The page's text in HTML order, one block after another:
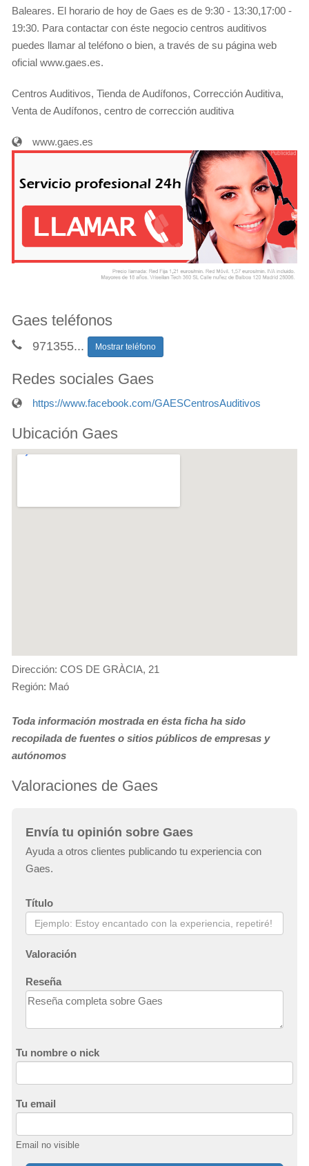
Baleares. El horario de hoy de Gaes es de 9:30 - 13:30,17:00 -
19:30. Para contactar con éste negocio centros auditivos
puedes llamar al teléfono o bien, a través de su página web
oficial www.gaes.es.
Centros Auditivos, Tienda de Audífonos, Corrección Auditiva,
Venta de Audífonos, centro de corrección auditiva
www.gaes.es
Gaes teléfonos
971355... Mostrar teléfono
Redes sociales Gaes
https://www.facebook.com/GAESCentrosAuditivos
Ubicación Gaes
Dirección: COS DE GRÀCIA, 21
Región: Maó
Toda información mostrada en ésta ficha ha sido
recopilada de fuentes o sitios públicos de empresas y
autónomos
Valoraciones de Gaes
Envía tu opinión sobre Gaes
Ayuda a otros clientes publicando tu experiencia con
Gaes.
Título
Valoración
Reseña
Tu nombre o nick
Tu email
Email no visible